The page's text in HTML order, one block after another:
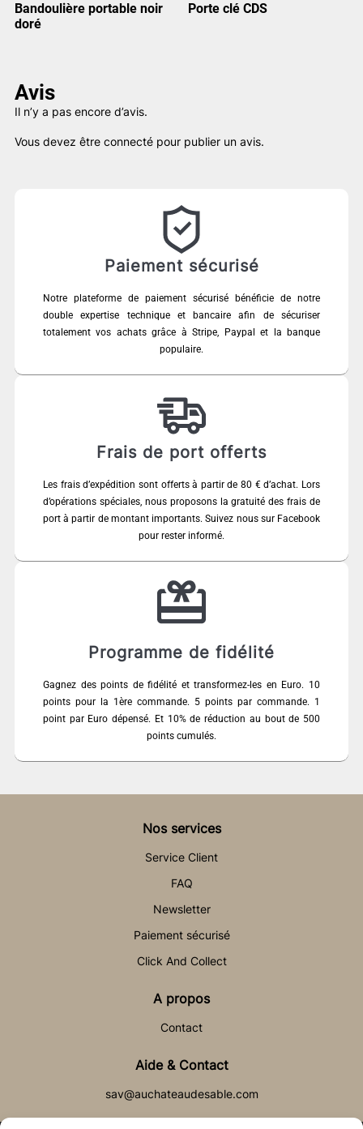
Bandoulière portable noir
doré
Porte clé CDS
Avis
Il n’y a pas encore d’avis.
Vous devez être connecté pour publier un avis.
Paiement sécurisé
Notre plateforme de paiement sécurisé bénéficie de notre
double expertise technique et bancaire afin de sécuriser
totalement vos achats grâce à Stripe, Paypal et la banque
populaire.
Frais de port offerts
Les frais d’expédition sont offerts à partir de 80 € d’achat. Lors
d’opérations spéciales, nous proposons la gratuité des frais de
port à partir de montant importants. Suivez nous sur Facebook
pour rester informé.
Programme de fidélité
Gagnez des points de fidélité et transformez-les en Euro. 10
points pour la 1ère commande. 5 points par commande. 1
point par Euro dépensé. Et 10% de réduction au bout de 500
points cumulés.
Nos services
Service Client
FAQ
Newsletter
Paiement sécurisé
Click And Collect
A propos
Contact
Aide & Contact
sav@auchateaudesable.com